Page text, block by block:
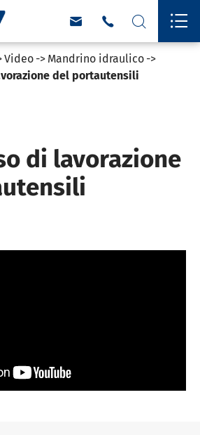
   
Video
Mandrino idraulico
del portautensili
di lavorazione